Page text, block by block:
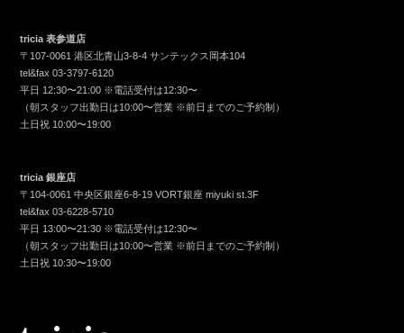
tricia 表参道店
〒107-0061 港区北青山3-8-4 サンテックス岡本104
tel&fax03-3797-6120
平日 12:30〜21:00 ※電話受付は12:30〜
（朝スタッフ出勤日は10:00〜営業 ※前日までのご予約制）
土日祝 10:00〜19:00
tricia 銀座店
〒104-0061 中央区銀座6-8-19 VORT銀座 miyuki st.3F
tel&fax03-6228-5710
平日 13:00〜21:30 ※電話受付は12:30〜
（朝スタッフ出勤日は10:00〜営業 ※前日までのご予約制）
土日祝 10:30〜19:00